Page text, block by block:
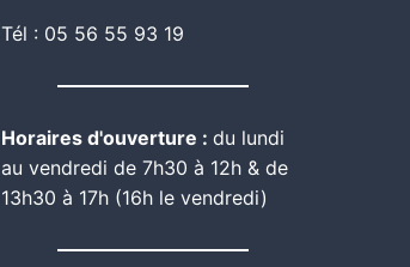
Tél : 05 56 55 93 19
Horaires d'ouverture : du lundi
au vendredi de 7h30 à 12h & de
13h30 à 17h (16h le vendredi)